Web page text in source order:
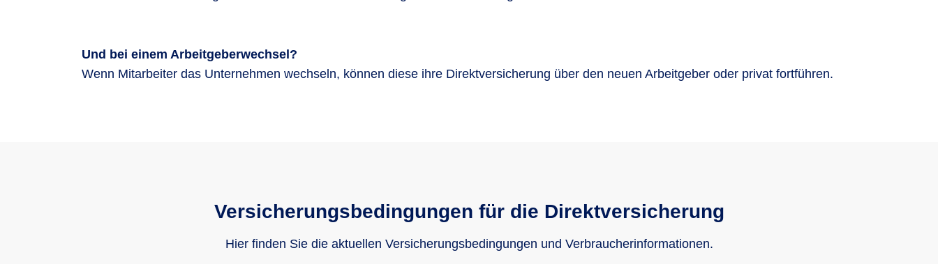
Und bei einem Arbeitgeberwechsel?
Wenn Mitarbeiter das Unternehmen wechseln, können diese ihre Direktversicherung über den neuen Arbeitgeber oder privat fortführen.
Versicherungsbedingungen für die Direktversicherung
Hier finden Sie die aktuellen Versicherungsbedingungen und Verbraucherinformationen.